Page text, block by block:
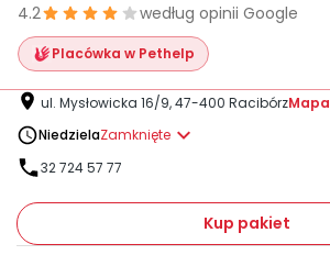
Pakiety weterynaryjne
Ubezpieczenie psa i kota
Benefit dla firm
4.2 według opinii Google
Placówka w Pethelp
ul. Mysłowicka 16/9, 47-400 RacibórzMapa
NiedzielaZamknięte
32 724 57 77
Kup pakiet